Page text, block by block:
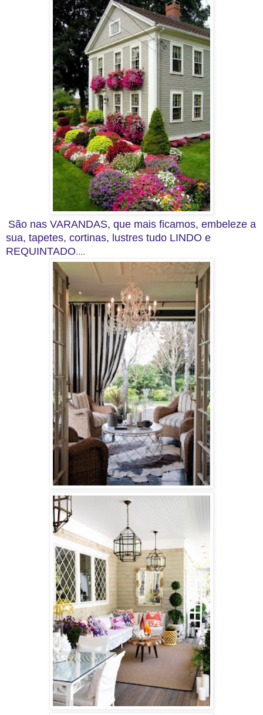
São nas VARANDAS, que mais ficamos, embeleze a
sua, tapetes, cortinas, lustres tudo LINDO e
REQUINTADO....